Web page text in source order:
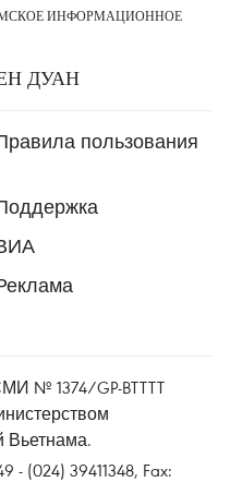
ИНФОРМАЦИОННОЕ
ДУАН
пользования
№ 1374/GP-BTTTT
Вьетнама.
- (024) 39411348, Fax: